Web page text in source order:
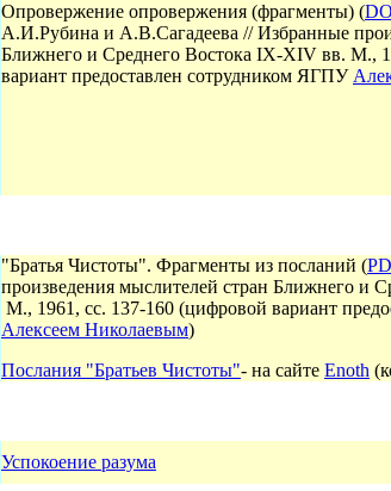
Опровержение опровержения (фрагменты) (
А.И.Рубина и А.В.Сагадеева // Избранные
Ближнего и Среднего Востока IX-XIV вв. М.,
вариант предоставлен сотрудником ЯГПУ
"Братья Чистоты". Фрагменты из посланий (
произведения мыслителей стран Ближнего и
М., 1961, сс. 137-160 (цифровой вариант
Алексеем Николаевым)
Послания "Братьев Чистоты"- на сайте Enoth
Успокоение разума